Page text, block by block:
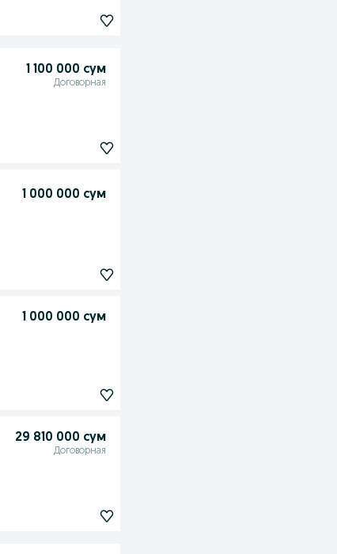
1 100 000 сум
Договорная
1 000 000 сум
1 000 000 сум
29 810 000 сум
Договорная